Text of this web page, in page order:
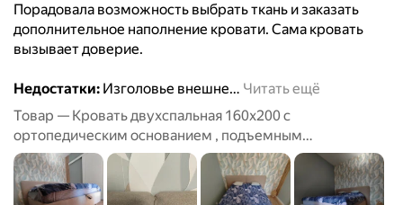
Порадовала возможность выбрать ткань и заказать
дополнительное наполнение кровати. Сама кровать
вызывает доверие.
Недостатки: Изголовье внешне… Читать ещё
Товар — Кровать двухспальная 160х200 с
ортопедическим основанием , подъемным
механизмом и бельевым ящиком